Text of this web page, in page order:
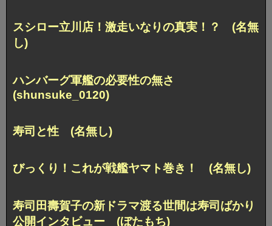
スシロー立川店！激走いなりの真実！？ (名無
し)
ハンバーグ軍艦の必要性の無さ
(shunsuke_0120)
寿司と性 (名無し)
びっくり！これが戦艦ヤマト巻き！ (名無し)
寿司田壽賀子の新ドラマ渡る世間は寿司ばかり
公開インタビュー (ぼたもち)